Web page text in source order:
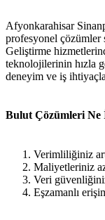
Afyonkarahisar
profesyonel çözümler
Geliştirme
teknolojilerinin hızla
deneyim ve iş
Bulut Çözümleri Ne
Verimliliğiniz
Maliyetleriniz
Veri
Eşzamanlı